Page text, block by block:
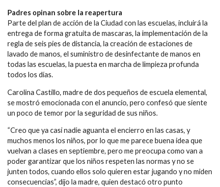
Padres opinan sobre la reapertura
Parte del plan de acción de la Ciudad con las escuelas, incluirá la
entrega de forma gratuita de mascaras, la implementación de la
regla de seis pies de distancia, la creación de estaciones de
lavado de manos, el suministro de desinfectante de manos en
todas las escuelas, la puesta en marcha de limpieza profunda
todos los días.
Carolina Castillo, madre de dos pequeños de escuela elemental,
se mostró emocionada con el anuncio, pero confesó que siente
un poco de temor por la seguridad de sus niños.
“Creo que ya casi nadie aguanta el encierro en las casas, y
muchos menos los niños, por lo que me parece buena idea que
vuelvan a clases en septiembre, pero me preocupa como van a
poder garantizar que los niños respeten las normas y no se
junten todos, cuando ellos solo quieren estar jugando y no miden
consecuencias”, dijo la madre, quien destacó otro punto